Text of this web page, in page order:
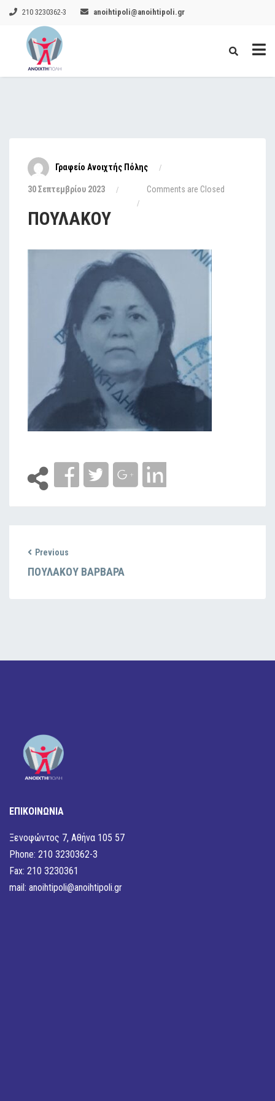
210 3230362-3 anoihtipoli@anoihtipoli.gr
Γραφείο Ανοιχτής Πόλης
30 Σεπτεμβρίου 2023 Comments are Closed
ΠΟΥΛΑΚΟΥ
Previous
ΠΟΥΛΑΚΟΥ ΒΑΡΒΑΡΑ
ΕΠΙΚΟΙΝΩΝΙΑ
Ξενοφώντος 7, Αθήνα 105 57
Phone: 210 3230362-3
Fax: 210 3230361
mail: anoihtipoli@anoihtipoli.gr